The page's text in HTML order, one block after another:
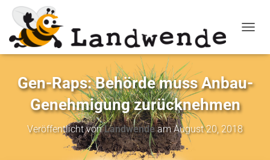
Gen-Raps: Behörde muss Anbau-
Genehmigung zurücknehmen
Veröffentlicht vonLandwendeamAugust 20, 2018